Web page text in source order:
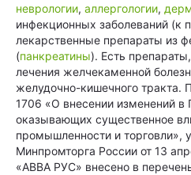
неврологии, аллергологии,
инфекционных заболеваний (к
лекарственные препараты из
(панкреатины). Есть
лечения желчекаменной
желудочно-кишечного тракта.
1706 «О внесении изменений в
оказывающих существенное
промышленности и
Минпромторга России от 13
«АВВА РУС» внесено в